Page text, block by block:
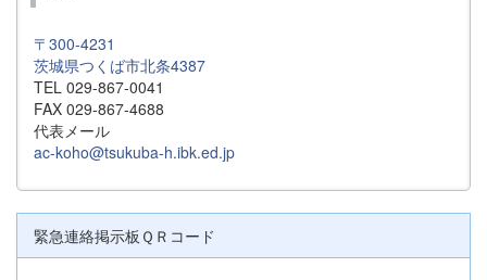
〒300-4231
茨城県つくば市北条4387
TEL 029-867-0041
FAX 029-867-4688
代表メール
ac-koho@tsukuba-h.ibk.ed.jp
緊急連絡掲示板ＱＲコード